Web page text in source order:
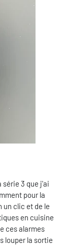
série 3 que j'ai
pour la
un clic et de le
en cuisine
ces alarmes
louper la sortie